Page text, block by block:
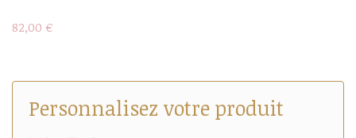
82,00 €
Personnalisez votre produit